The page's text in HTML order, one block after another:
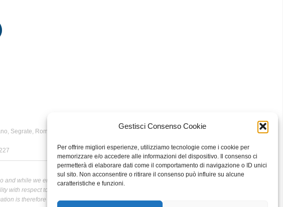
Gestisci Consenso Cookie
Per offrire migliori esperienze, utilizziamo tecnologie come i cookie per
memorizzare e/o accedere alle informazioni del dispositivo. Il consenso ci
permetterà di elaborare dati come il comportamento di navigazione o ID unici
sul sito. Non acconsentire o ritirare il consenso può influire su alcune
caratteristiche e funzioni.
Segrate, Roma e Bari
while we endeavour to keep the information up to date and correct, we make no
with respect to the website or the information, products, services, or related graphics
is therefore strictly at your own risk.